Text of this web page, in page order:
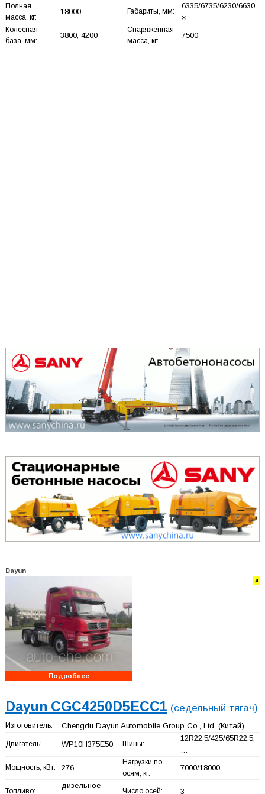
Полная
масса, кг:
18000 Габариты, мм:
6335/6735/6230/6630
×…
Колесная
база, мм:
3800, 4200
Снаряженная
масса, кг:
7500
Dayun
4
Подробнее
Dayun CGC4250D5ECC1 (седельный тягач)
Изготовитель: Chengdu Dayun Automobile Group Co., Ltd. (Китай)
Двигатель: WP10H375E50 Шины:
12R22.5/425/65R22.5,
Мощность, кВт: 276
Нагрузки по
осям, кг:
7000/18000
Топливо:
дизельное
Число осей: 3